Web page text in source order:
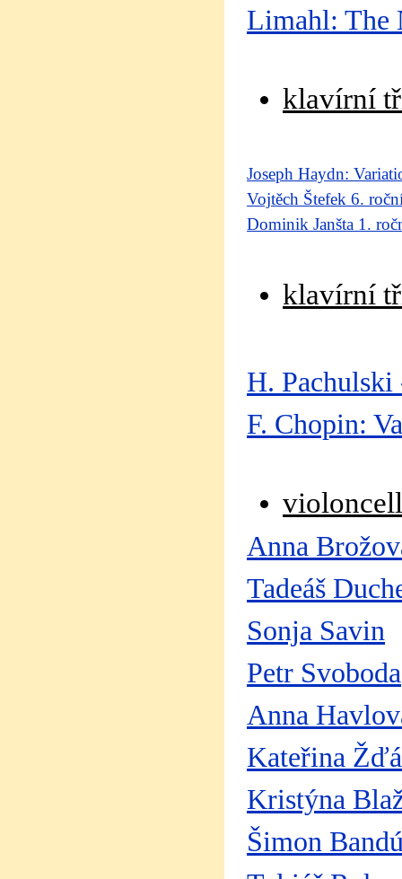
Limahl: The
klavírní
Joseph Haydn:
Vojtěch Štefek 6.
Dominik Janšta 1.
klavírní
H.
F. Chopin:
Anna
Tadeáš
Sonja Savin
Petr Svoboda
Anna
Kateřina
Kristýna
Šimon